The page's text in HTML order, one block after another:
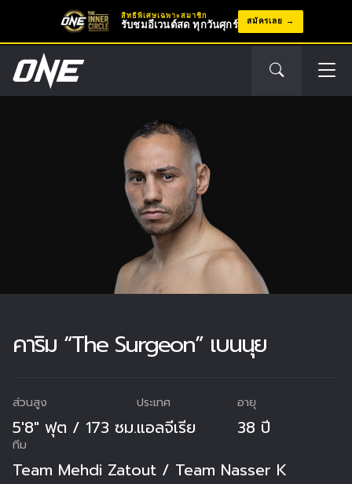
สิทธิพิเศษเฉพาะสมาชิก
รับชมอีเวนต์สด ทุกวันศุกร์ สมัครเลย
คาริม “The Surgeon” เบนนุย
ส่วนสูง
5'8" ฟุต / 173 ซม.
ประเทศ
แอลจีเรีย
อายุ
38 ปี
ทีม
Team Mehdi Zatout / Team Nasser K